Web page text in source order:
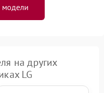
модели
на других
LG